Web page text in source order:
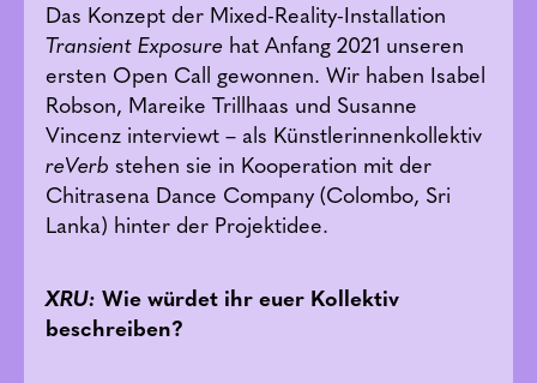
Das Konzept der Mixed-Reality-Installation
Transient Exposure hat Anfang 2021 unseren
ersten Open Call gewonnen. Wir haben Isabel
Robson, Mareike Trillhaas und Susanne
Vincenz interviewt – als Künstlerinnenkollektiv
reVerb stehen sie in Kooperation mit der
Chitrasena Dance Company (Colombo, Sri
Lanka) hinter der Projektidee.
XRU: Wie würdet ihr euer Kollektiv
beschreiben?